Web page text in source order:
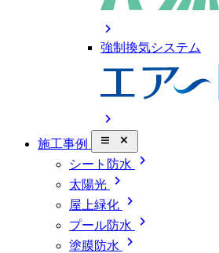
chevron_right
強制換気システム
chevron_right
施工事例 close_small
シート防水 chevron_right
太陽光 chevron_right
屋上緑化 chevron_right
プール防水 chevron_right
塗膜防水 chevron_right